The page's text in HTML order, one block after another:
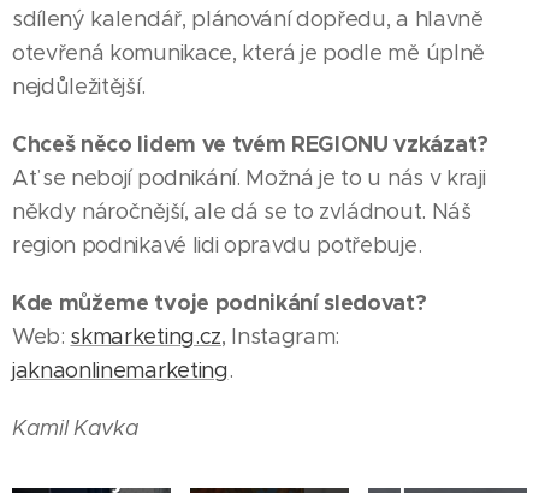
sdílený kalendář, plánování dopředu, a hlavně
otevřená komunikace, která je podle mě úplně
nejdůležitější.
Chceš něco lidem ve tvém REGIONU vzkázat?
Ať se nebojí podnikání. Možná je to u nás v kraji
někdy náročnější, ale dá se to zvládnout. Náš
region podnikavé lidi opravdu potřebuje.
Kde můžeme tvoje podnikání sledovat?
Web: skmarketing.cz, Instagram:
jaknaonlinemarketing.
Kamil Kavka
ŠUMPERK
|Zlatý
hoch ze
Šumperka
- Jan
Paloncý
03.08.2026
HODONÍN
poděkovalo
řediteli
městské
Vašíčkovi
špičkovou